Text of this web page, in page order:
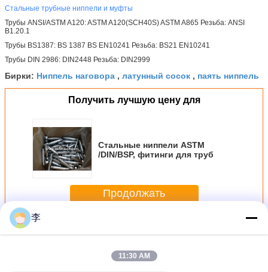
Стальные трубные ниппели и муфты
Трубы ANSI/ASTM A120: ASTM A120(SCH40S) ASTM A865 Резьба: ANSI
B1.20.1
Трубы BS1387: BS 1387 BS EN10241 Резьба: BS21 EN10241
Трубы DIN 2986: DIN2448 Резьба: DIN2999
Бирки: Ниппель наговора , латунный сосок , паять ниппель
Получить лучшую цену для
Стальные ниппели ASTM
/DIN/BSP, фитинги для труб
Продолжать
Больше
李
11:30 AM